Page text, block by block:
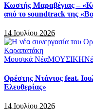
Κωστής Μαραβέγιας –
από το soundtrack της
14 Ιουλίου 2026
Μουσικά ΝέαΜΟΥΣΙΚΗ
Ορέστης Ντάντος feat.
Ελευθερίας»
14 Ιουλίου 2026